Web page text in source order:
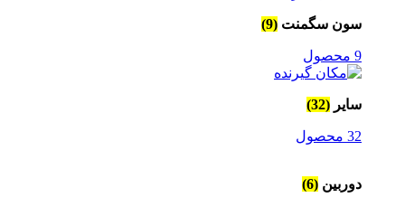
سون سگمنت (9)
9 محصول
سایر (32)
32 محصول
دوربین (6)